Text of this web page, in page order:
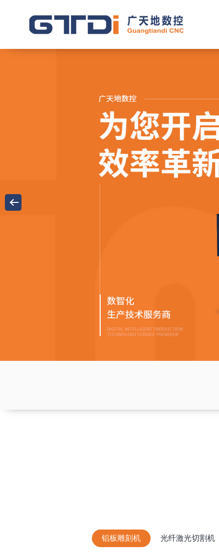
铝板雕刻机 光纤激光切割机